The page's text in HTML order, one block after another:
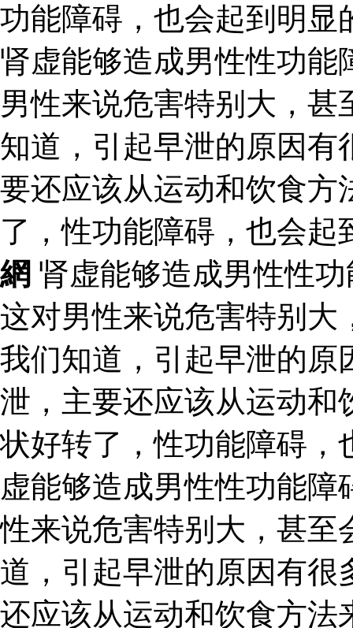
功能障碍，也会起到明
肾虚能够造成男性性功能
男性来说危害特别大，
知道，引起早泄的原因有
要还应该从运动和饮食方
了，性功能障碍，也会
網 肾虚能够造成男性性
这对男性来说危害特别大
我们知道，引起早泄的原
泄，主要还应该从运动和
状好转了，性功能障碍，
虚能够造成男性性功能
性来说危害特别大，甚至
道，引起早泄的原因有很
还应该从运动和饮食方法